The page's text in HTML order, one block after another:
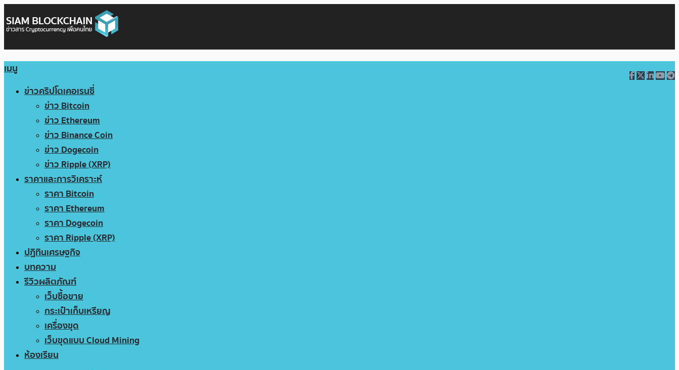
เมนู
ข่าวคริปโตเคอเรนซี่
ข่าว Bitcoin
ข่าว Ethereum
ข่าว Binance Coin
ข่าว Dogecoin
ข่าว Ripple (XRP)
ราคาและการวิเคราะห์
ราคา Bitcoin
ราคา Ethereum
ราคา Dogecoin
ราคา Ripple (XRP)
ปฏิทินเศรษฐกิจ
บทความ
รีวิวผลิตภัณฑ์
เว็บซื้อขาย
กระเป๋าเก็บเหรียญ
เครื่องขุด
เว็บขุดแบบ Cloud Mining
ห้องเรียน